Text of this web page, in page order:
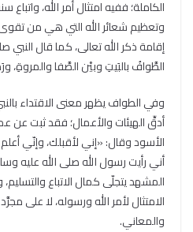
الكاملة؛ ففيه امتثال أمر الله،
وتعظيم شعائر الله التي هي من
إقامة ذكر الله تعالى، كما قال
الطَّوافُ بالبَيتِ وبيْن الصَّفا والمروةِ،
وفي الطواف يظهر معنى الاقتداء
أدقِّ الهيئات والأعمال؛ فقد ثبت عن
الأسود وقال: «إني لأقبلك، وإنّي
أني رأيت رسول الله صلى الله عليه
المشهد يتجلّى كمال الاتباع
الامتثال لأمر الله ورسوله، لا على
والمعاني.